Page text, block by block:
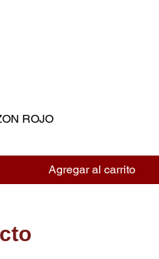
ROJO
Agregar al carrito